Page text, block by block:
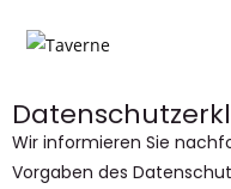
Wir informieren Sie
Vorgaben des